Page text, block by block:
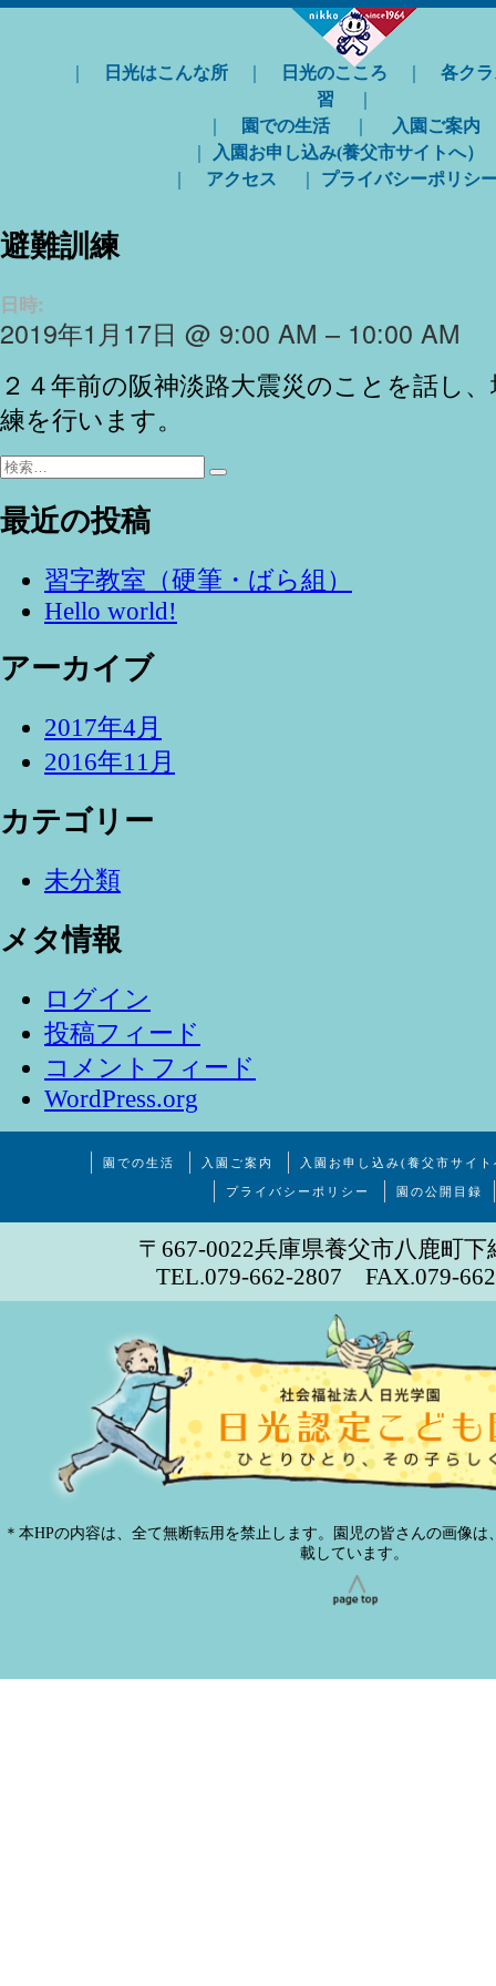
日光はこんな所 日光のこころ
各ク
習
園での生活 入園ご案内
入園お申し込み(養父市サイトへ）
アクセス プライバシーポリシ
避難訓練
日時:
2019年1月17日 @ 9:00 AM – 10:00 AM
２４年前の阪神淡路大震災のことを話し
練を行います。
検
検
最近の投稿
習字教室（硬筆・ばら組）
Hello world!
アーカイブ
2017年4月
2016年11月
カテゴリー
未分類
メタ情報
ログイン
投稿フィード
コメントフィード
WordPress.org
園での生活 入園ご案内 入園お申し込み(養父市サイ
プライバシーポリシー 園の公開目録
〒667-0022兵庫県養父市八鹿町下
TEL.079-662-2807 FAX.079-
＊本HPの内容は、全て無断転用を禁止します。園児の皆さんの画像
載しています。